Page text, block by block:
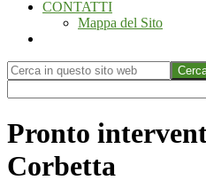
CONTATTI
Mappa del Sito
Cerca
in
questo
web
Search
Pronto
Corbetta